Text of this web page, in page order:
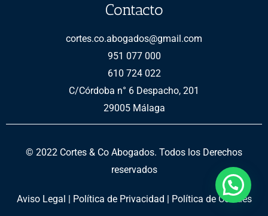
Contacto
cortes.co.abogados@gmail.com
951 077 000
610 724 022
C/Córdoba n° 6 Despacho, 201
29005 Málaga
© 2022 Cortes & Co Abogados. Todos los Derechos
reservados
Aviso Legal Política de Privacidad Política de Cookies